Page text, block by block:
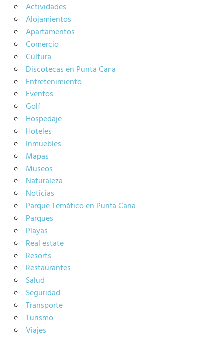
Actividades
Alojamientos
Apartamentos
Comercio
Cultura
Discotecas en Punta Cana
Entretenimiento
Eventos
Golf
Hospedaje
Hoteles
Inmuebles
Mapas
Museos
Naturaleza
Noticias
Parque Temático en Punta Cana
Parques
Playas
Real estate
Resorts
Restaurantes
Salud
Seguridad
Transporte
Turismo
Viajes